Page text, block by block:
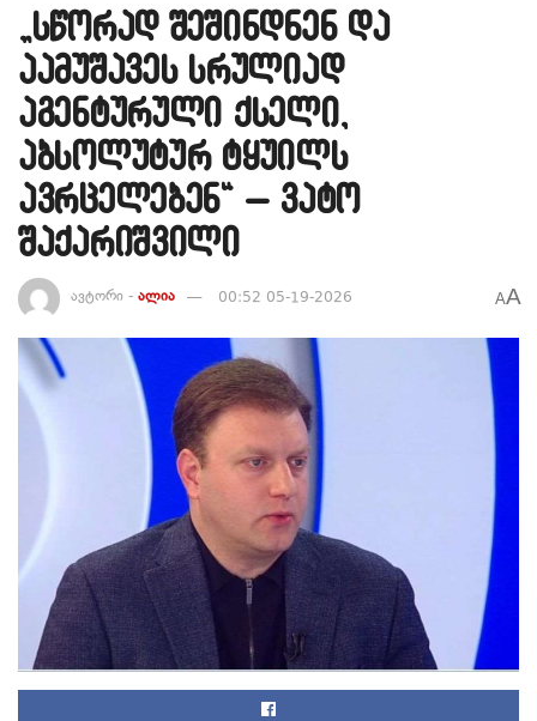
„სწორად შეშინდნენ და
აამუშავეს სრულიად
აგენტურული ქსელი,
აბსოლუტურ ტყუილს
ავრცელებენ“ – ვატო
შაქარიშვილი
ავტორი - ალია 00:52 05-19-2026 AA